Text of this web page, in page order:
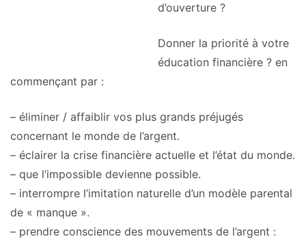
d’ouverture ?
Donner la priorité à votre
éducation financière ? en
commençant par :
– éliminer / affaiblir vos plus grands préjugés
concernant le monde de l’argent.
– éclairer la crise financière actuelle et l’état du monde.
– que l’impossible devienne possible.
– interrompre l’imitation naturelle d’un modèle parental
de « manque ».
– prendre conscience des mouvements de l’argent :